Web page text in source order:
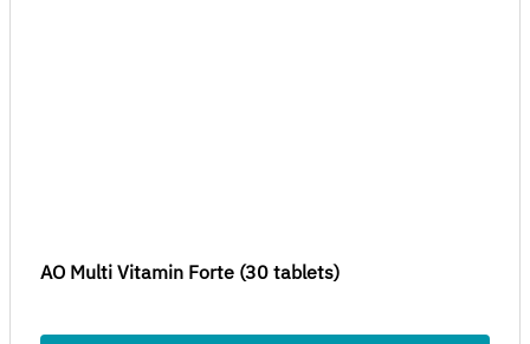
AO Multi Vitamin Forte (30 tablets)